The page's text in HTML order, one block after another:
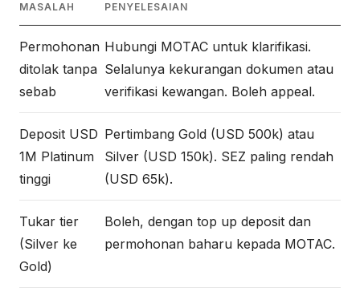
MASALAH PENYELESAIAN
Permohonan
ditolak tanpa
sebab
Hubungi MOTAC untuk klarifikasi.
Selalunya kekurangan dokumen atau
verifikasi kewangan. Boleh appeal.
Deposit USD
1M Platinum
tinggi
Pertimbang Gold (USD 500k) atau
Silver (USD 150k). SEZ paling rendah
(USD 65k).
Tukar tier
(Silver ke
Gold)
Boleh, dengan top up deposit dan
permohonan baharu kepada MOTAC.